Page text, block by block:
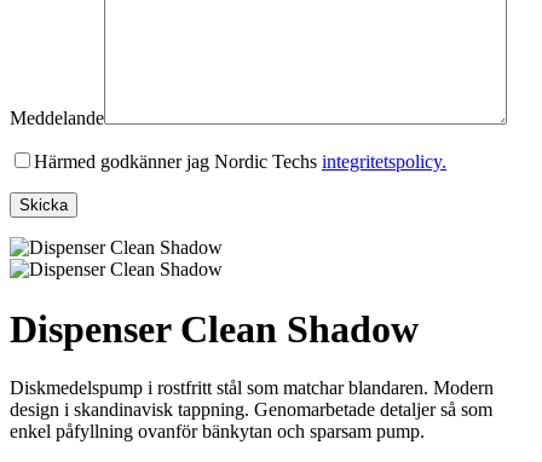
Meddelande
Härmed godkänner jag Nordic Techs integritetspolicy.
Dispenser Clean Shadow
Diskmedelspump i rostfritt stål som matchar blandaren. Modern
design i skandinavisk tappning. Genomarbetade detaljer så som
enkel påfyllning ovanför bänkytan och sparsam pump.